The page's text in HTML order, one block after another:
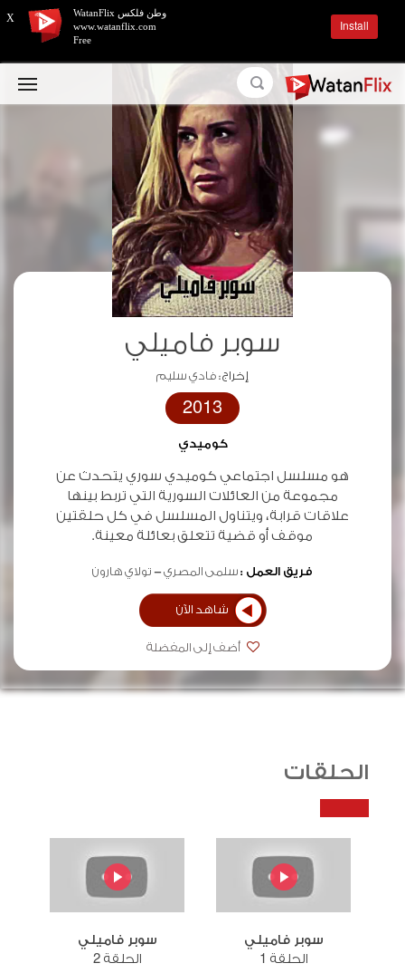
سوبر فاميلي
إخراج :فادي سليم
2013
كوميدي
هو مسلسل اجتماعي كوميدي سوري يتحدث عن
مجموعة من العائلات السورية التي تربط بينها
علاقات قرابة، ويتناول المسلسل في كل حلقتين
موقف أو قضية تتعلق بعائلة معينة.
فريق العمل :سلمى المصري تولاي هارون
شاهد الآن
أضف إلى المفضلة
الحلقات
سوبر فاميلي
الحلقة 1
سوبر فاميلي
الحلقة 2
X
وطن فلكس WatanFlix
www.watanflix.com
Free
Install